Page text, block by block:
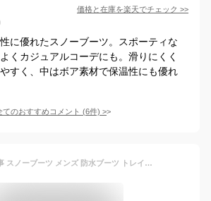
価格と在庫を楽天でチェック >>
に優れたスノーブーツ。スポーティな
くカジュアルコーデにも。滑りにくく
すく、中はボア素材で保温性にも優れ
てのおすすめコメント (6件) >
アシックス商事 スノーブーツ メンズ 防水ブーツ トレイルマスター 防寒 雪長靴 ミドル丈TR-033 ロング丈TR-034 正規品【S2L】